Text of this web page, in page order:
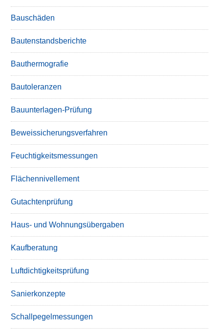
Bauschäden
Bautenstandsberichte
Bauthermografie
Bautoleranzen
Bauunterlagen-Prüfung
Beweissicherungsverfahren
Feuchtigkeitsmessungen
Flächennivellement
Gutachtenprüfung
Haus- und Wohnungsübergaben
Kaufberatung
Luftdichtigkeitsprüfung
Sanierkonzepte
Schallpegelmessungen